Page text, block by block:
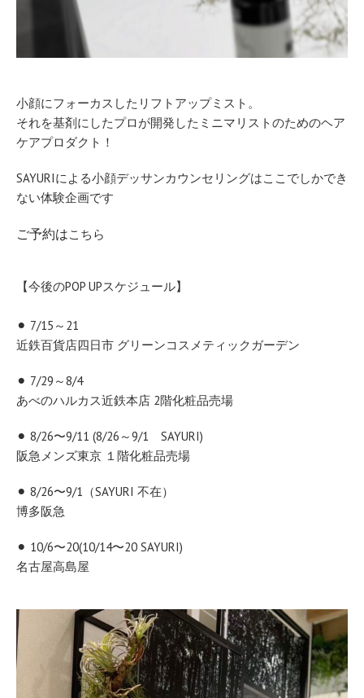
小顔にフォーカスしたリフトアップミスト。
それを基剤にしたプロが開発したミニマリストのためのヘア
ケアプロダクト！
SAYURIによる小顔デッサンカウンセリングはここでしかでき
ない体験企画です
ご予約はこちら
【今後のPOP UPスケジュール】
⚫︎ 7/15～21
近鉄百貨店四日市 グリーンコスメティックガーデン
⚫︎ 7/29～8/4
あべのハルカス近鉄本店 2階化粧品売場
⚫︎ 8/26〜9/11 (8/26～9/1 SAYURI)
阪急メンズ東京 １階化粧品売場
⚫︎ 8/26〜9/1（SAYURI 不在）
博多阪急
⚫︎ 10/6〜20(10/14〜20 SAYURI)
名古屋高島屋